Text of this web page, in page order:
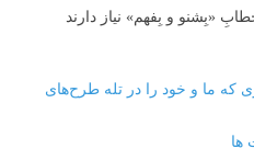
«بِشنو و بِفهم» نیاز دارند
که ما و خود را در تله طرح‌های
ها